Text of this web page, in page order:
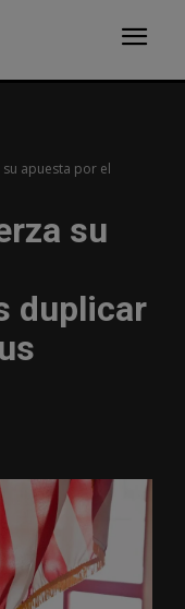
apuesta por el
su
duplicar